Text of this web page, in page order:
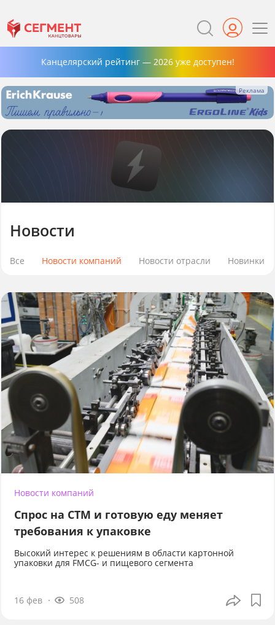
Канцелярский рейтинг — 2026 уже доступен!
Новости
Все Новости компаний Новости отрасли Новинки
Новости компаний
Спрос на СТМ и готовую еду меняет
требования к упаковке
Высокий интерес к решениям в области картонной
упаковки для FMCG- и пищевого сегмента
16 фев 508